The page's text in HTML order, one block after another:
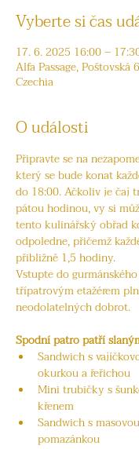
Vyberte si čas
17. 6. 2025 16:00 –
Alfa Passage, Poštovská
Czechia
O události
Připravte se na
který se bude konat
do 18:00. Ačkoliv je čaj
pátou hodinou, vy si
tento kulinářský obřad
odpoledne, přičemž
přibližně 1,5 hodiny.
Vstupte do
třípatrovým etažérem
neodolatelných dobrot.
Spodní patro patří
Sandwich s
okurkou a řeřichou
Mini trubičky s
křenem
Sandwich s
pomazánkou